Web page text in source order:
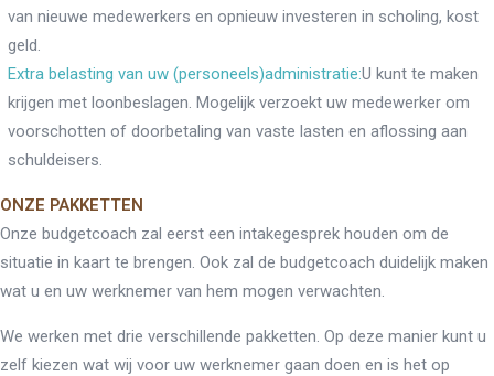
van nieuwe medewerkers en opnieuw investeren in scholing, kost
geld.
Extra belasting van uw (personeels)administratie:U kunt te maken
krijgen met loonbeslagen. Mogelijk verzoekt uw medewerker om
voorschotten of doorbetaling van vaste lasten en aflossing aan
schuldeisers.
ONZE PAKKETTEN
Onze budgetcoach zal eerst een intakegesprek houden om de
situatie in kaart te brengen. Ook zal de budgetcoach duidelijk maken
wat u en uw werknemer van hem mogen verwachten.
We werken met drie verschillende pakketten. Op deze manier kunt u
zelf kiezen wat wij voor uw werknemer gaan doen en is het op